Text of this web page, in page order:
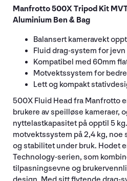
Manfrotto 500X Tripod Kit
Aluminium Ben & Bag
Balansert kameravekt
Fluid drag-system for
Kompatibel med 60mm
Motvektssystem for
Lett og kompakt
500X Fluid Head fra Manfrotto
brukere av speilløse kameraer,
nyttelastkapasitet på opptil 5
motvektssystem på 2,4 kg, noe
og stabilitet under bruk. Hodet
Technology-serien, som
tilpasningsevne og